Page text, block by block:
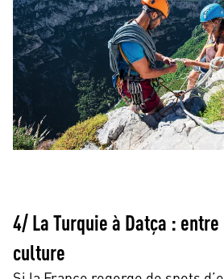
4/ La Turquie à Datça :
culture